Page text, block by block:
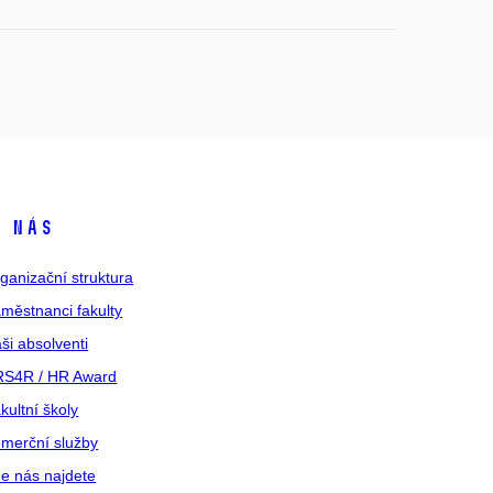
nás
struktura
fakulty
absolventi
/ HR Award
školy
služby
nás najdete